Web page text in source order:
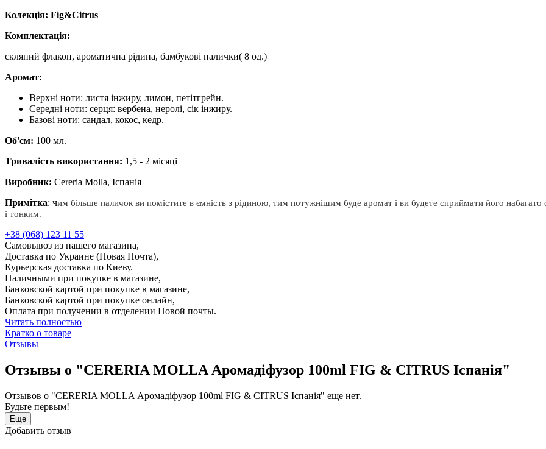
Колекція: Fig&Citrus
Комплектація:
скляний флакон, ароматична рідина, бамбукові палички( 8 од.)
Аромат:
Верхні ноти: листя інжиру, лимон, петітгрейн.
Середні ноти: серця: вербена, неролі, сік інжиру.
Базові ноти: сандал, кокос, кедр.
Об'єм: 100 мл.
Тривалість використання: 1,5 - 2 місяці
Виробник: Cereria Molla, Іспанія
Примітка: чим більше паличок ви помістите в ємність з рідиною, тим потужнішим буде аромат і ви будете сприймати його
і тонким.
+38 (068) 123 11 55
Самовывоз из нашего магазина,
Доставка по Украине (Новая Почта),
Курьерская доставка по Киеву.
Наличными при покупке в магазине,
Банковской картой при покупке в магазине,
Банковской картой при покупке онлайн,
Оплата при получении в отделении Новой почты.
Читать полностью
Кратко о товаре
Отзывы
Отзывы о "CERERIA MOLLA Аромадіфузор 100ml FIG & CITRUS Іспанія"
Отзывов о "CERERIA MOLLA Аромадіфузор 100ml FIG & CITRUS Іспанія" еще нет.
Будьте первым!
Еще
Добавить отзыв